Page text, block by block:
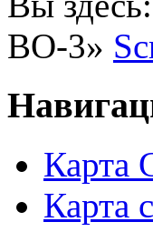
ВО-3»
Карта
Карта